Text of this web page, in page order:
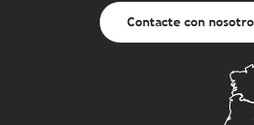
Contacte con